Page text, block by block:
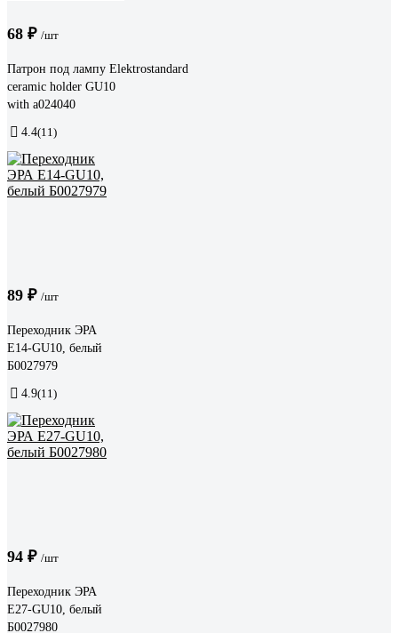
68 ₽ /шт
Патрон под лампу Elektrostandard
ceramic holder GU10
with a024040
4.4(11)
89 ₽ /шт
Переходник ЭРА
E14-GU10, белый
Б0027979
4.9(11)
94 ₽ /шт
Переходник ЭРА
E27-GU10, белый
Б0027980